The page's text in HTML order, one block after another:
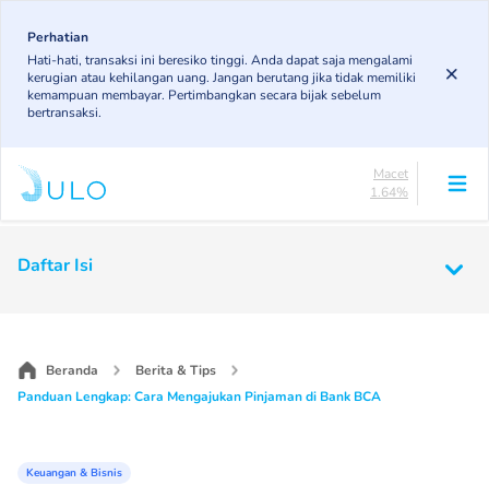
main
content
Perhatian
Hati-hati, transaksi ini beresiko tinggi. Anda dapat saja mengalami
kerugian atau kehilangan uang. Jangan berutang jika tidak memiliki
kemampuan membayar. Pertimbangkan secara bijak sebelum
bertransaksi.
Main
4.92%
KL
4.89%
Macet
1.64%
Macet
Daftar Isi
Beranda
Berita & Tips
Panduan Lengkap: Cara Mengajukan Pinjaman di Bank BCA
Keuangan & Bisnis